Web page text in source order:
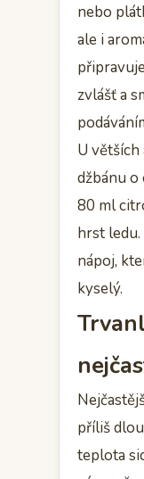
nebo
ale i
zvlášť a
U větších
džbánu
80 ml
hrst
nápoj,
kyselý.
příliš
teplota